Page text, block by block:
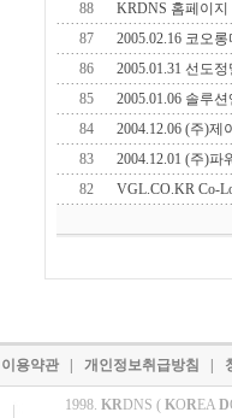
88
KRDNS 홈페이지
87
2005.02.16 코오
86
2005.01.31 선도
85
2005.01.06 솔루
84
2004.12.06 (주)
83
2004.12.01 (주)
82
VGL.CO.KR Co-
이용약관 개인정보취급방침
1998. KRDNS ( KOREA D